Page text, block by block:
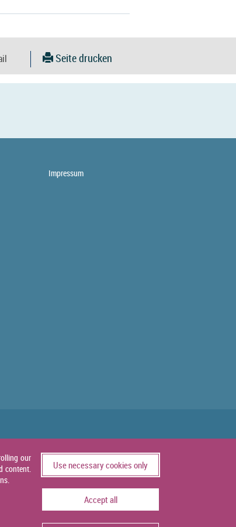
Seite drucken
Impressum
our
content.
Use necessary cookies only
Accept all